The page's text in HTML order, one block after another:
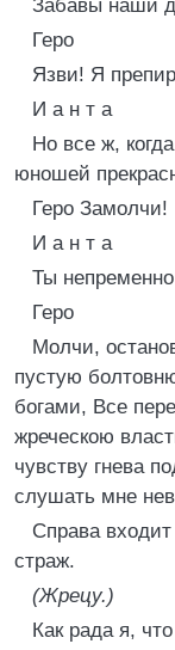
Забавы наши
Геро
Язви! Я
И а н т а
Но все ж,
юношей
Геро Замолчи!
И а н т а
Ты
Геро
Молчи,
пустую
богами, Все
жреческою
чувству гнева
слушать мне
Справа
страж.
(Жрецу.)
Как рада я,